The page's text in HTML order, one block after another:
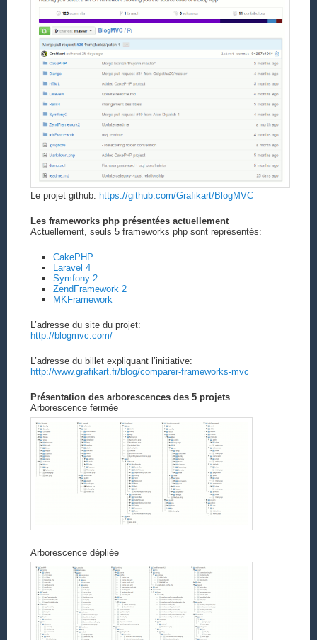
Le projet github: https://github.com/Grafikart/BlogMVC
Les frameworks php présentées actuellement
Actuellement, seuls 5 frameworks php sont représentés:
CakePHP
Laravel 4
Symfony 2
ZendFramework 2
MKFramework
L’adresse du site du projet:
http://blogmvc.com/
L’adresse du billet expliquant l’initiative:
http://www.grafikart.fr/blog/comparer-frameworks-mvc
Présentation des arborescences des 5 projets
Arborescence fermée
Arborescence dépliée